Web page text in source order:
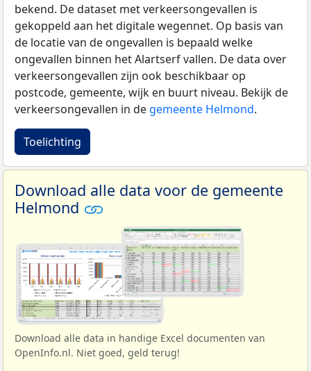
bekend. De dataset met verkeersongevallen is
gekoppeld aan het digitale wegennet. Op basis van
de locatie van de ongevallen is bepaald welke
ongevallen binnen het Alartserf vallen. De data over
verkeersongevallen zijn ook beschikbaar op
postcode, gemeente, wijk en buurt niveau. Bekijk de
verkeersongevallen in de gemeente Helmond.
Toelichting
Download alle data voor de gemeente
Helmond
Download alle data in handige Excel documenten van
OpenInfo.nl. Niet goed, geld terug!